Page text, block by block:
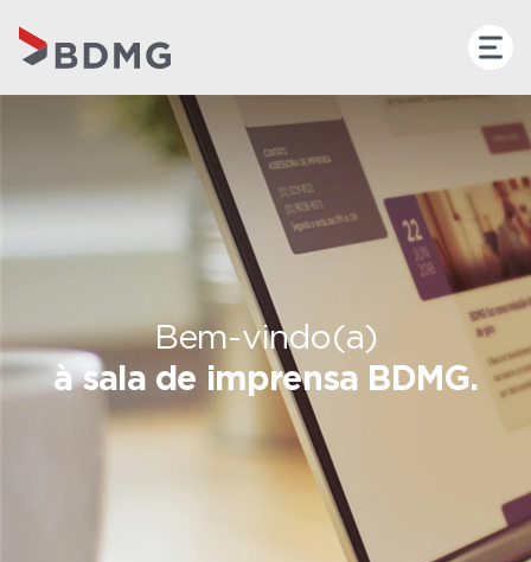
Bem-vindo(a)
à sala de imprensa BDMG.